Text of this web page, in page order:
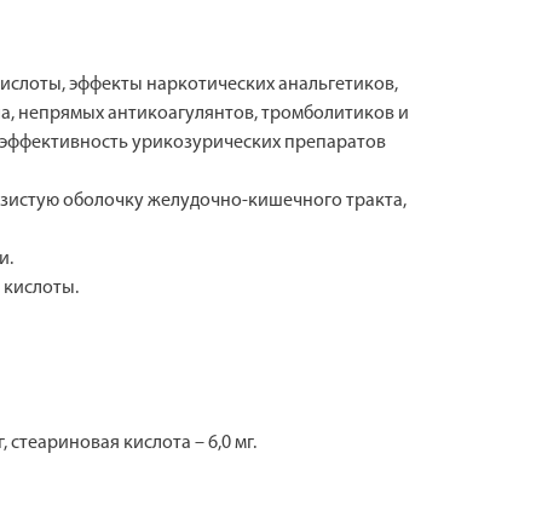
эффекты наркотических анальгетиков,
непрямых антикоагулянтов, тромболитиков и
урикозурических препаратов
оболочку желудочно-кишечного тракта,
кислота – 6,0 мг.